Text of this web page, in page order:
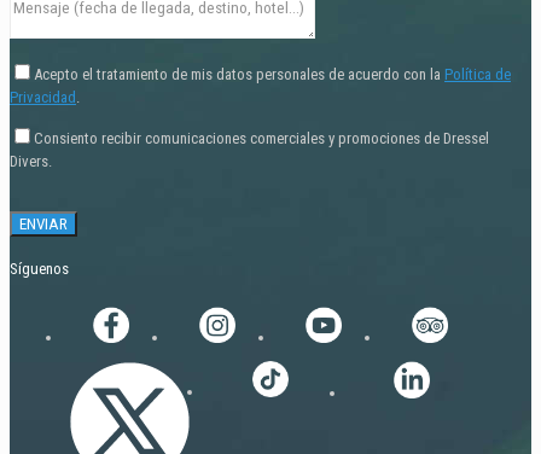
Acepto el tratamiento de mis datos personales de acuerdo con la Política de
Privacidad
Consiento recibir comunicaciones comerciales y promociones de Dressel
Divers.
Síguenos